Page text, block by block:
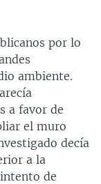
por lo
ambiente.
a favor de
el muro
decía
a la
de